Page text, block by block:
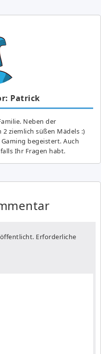
Patrick
Neben der
ziemlich süßen Mädels :)
begeistert. Auch
Ihr Fragen habt.
Erforderliche